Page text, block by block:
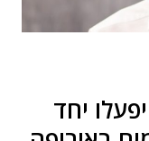
נאייקס ו-DKV Mobility יפעלו יחד